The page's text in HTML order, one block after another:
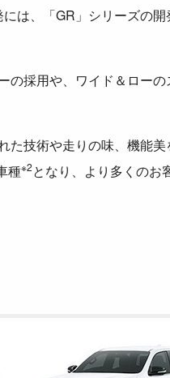
は、「GR」シリーズの
の採用や、ワイド＆ロー
た技術や走りの味、機能
種※2となり、より多くのお